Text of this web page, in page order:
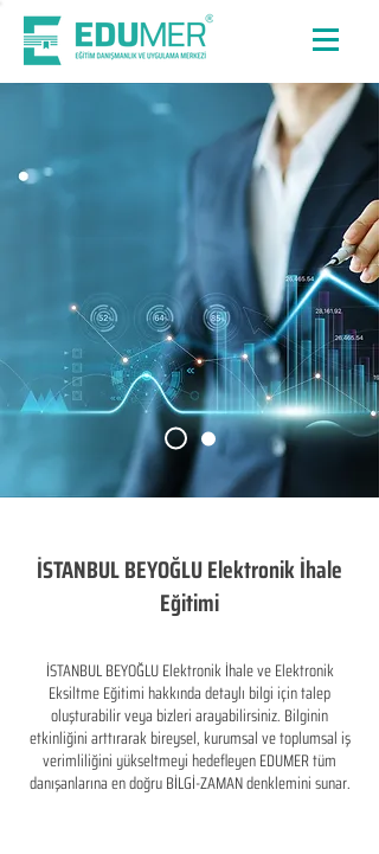
İSTANBUL BEYOĞLU Elektronik İhale
Eğitimi
İSTANBUL BEYOĞLU Elektronik İhale ve Elektronik
Eksiltme Eğitimi hakkında detaylı bilgi için talep
oluşturabilir veya bizleri arayabilirsiniz. Bilginin
etkinliğini arttırarak bireysel, kurumsal ve toplumsal iş
verimliliğini yükseltmeyi hedefleyen​ EDUMER tüm
danışanlarına en doğru BİLGİ-ZAMAN denklemini sunar.